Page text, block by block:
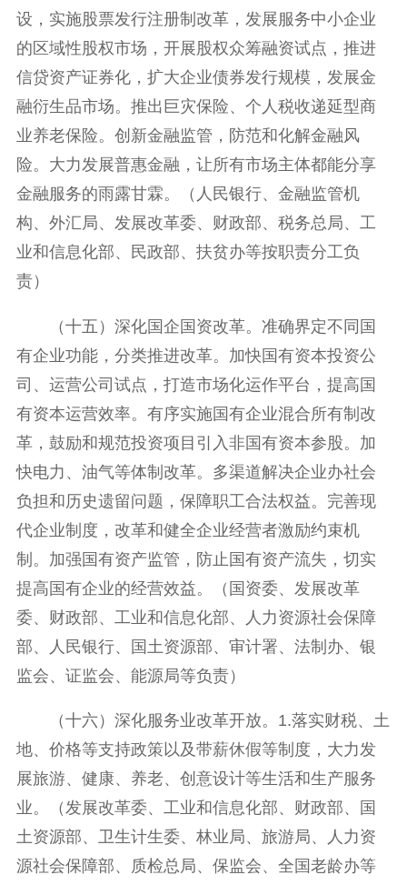
设，实施股票发行注册制改革，发展服务中小企业
的区域性股权市场，开展股权众筹融资试点，推进
信贷资产证券化，扩大企业债券发行规模，发展金
融衍生品市场。推出巨灾保险、个人税收递延型商
业养老保险。创新金融监管，防范和化解金融风
险。大力发展普惠金融，让所有市场主体都能分享
金融服务的雨露甘霖。（人民银行、金融监管机
构、外汇局、发展改革委、财政部、税务总局、工
业和信息化部、民政部、扶贫办等按职责分工负
责）
（十五）深化国企国资改革。准确界定不同国
有企业功能，分类推进改革。加快国有资本投资公
司、运营公司试点，打造市场化运作平台，提高国
有资本运营效率。有序实施国有企业混合所有制改
革，鼓励和规范投资项目引入非国有资本参股。加
快电力、油气等体制改革。多渠道解决企业办社会
负担和历史遗留问题，保障职工合法权益。完善现
代企业制度，改革和健全企业经营者激励约束机
制。加强国有资产监管，防止国有资产流失，切实
提高国有企业的经营效益。（国资委、发展改革
委、财政部、工业和信息化部、人力资源社会保障
部、人民银行、国土资源部、审计署、法制办、银
监会、证监会、能源局等负责）
（十六）深化服务业改革开放。1.落实财税、土
地、价格等支持政策以及带薪休假等制度，大力发
展旅游、健康、养老、创意设计等生活和生产服务
业。（发展改革委、工业和信息化部、财政部、国
土资源部、卫生计生委、林业局、旅游局、人力资
源社会保障部、质检总局、保监会、全国老龄办等